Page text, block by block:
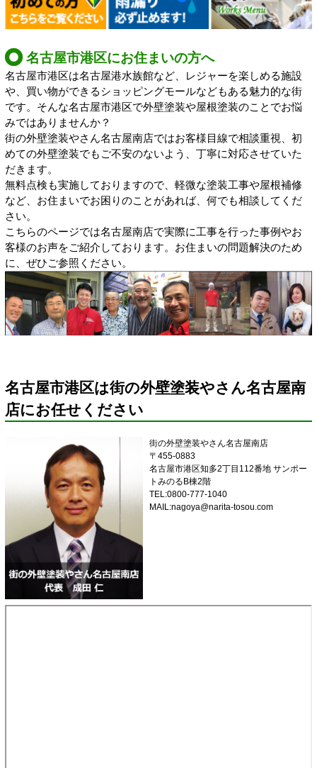
名古屋市港区にお住まいの方へ
名古屋市港区は名古屋港水族館など、レジャーを楽しめる施設
や、買い物ができるショッピングモールなどもある魅力的な街
です。そんな名古屋市港区で外壁塗装や屋根塗装のことでお悩
みではありませんか？
街の外壁塗装やさん名古屋南店ではお客様目線で相談重視、初
めての外壁塗装でもご不安のないよう、丁寧に対応させていた
だきます。
無料点検も実施しておりますので、軽微な塗装工事や屋根補修
など、お住まいでお困りのことがあれば、何でも相談してくだ
さい。
こちらのページでは名古屋南店で実際に工事を行った事例やお
客様のお声をご紹介しております。お住まいの問題解決のため
に、ぜひご参照ください。
名古屋市港区は街の外壁塗装やさん名古屋南
店にお任せください
街の外壁塗装やさん名古屋南店
〒455-0883
名古屋市港区知多2丁目112番地 サンポー
トみのるB棟2階
TEL:0800-777-1040
MAIL:nagoya@narita-tosou.com